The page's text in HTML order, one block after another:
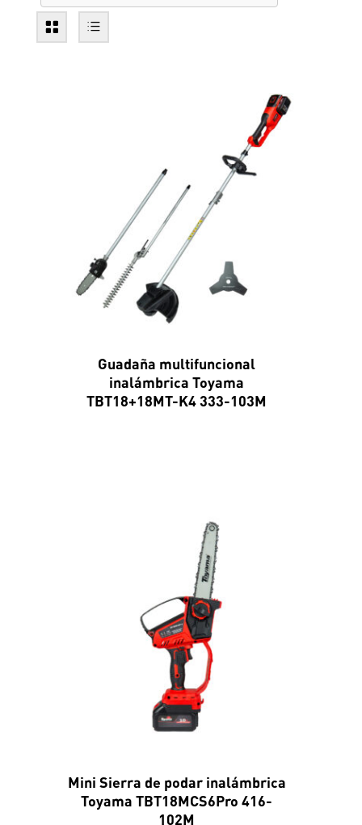
Guadaña multifuncional
inalámbrica Toyama
TBT18+18MT-K4 333-103M
Mini Sierra de podar inalámbrica
Toyama TBT18MCS6Pro 416-
102M